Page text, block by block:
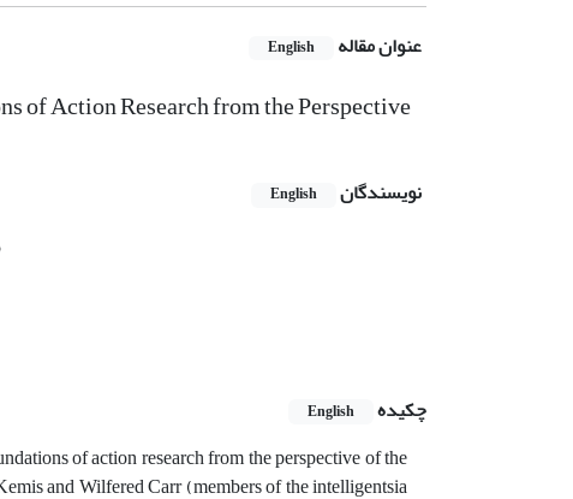
عنوان مقاله English
of Action Research from the Perspective
نویسندگان English
چکیده
English
of action research from the perspective of the
and Wilfered Carr (members of the intelligentsia